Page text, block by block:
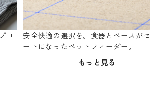
ロ
安全快適の選択を。食器とベースが
ートになったペットフィーダー。
もっと見る